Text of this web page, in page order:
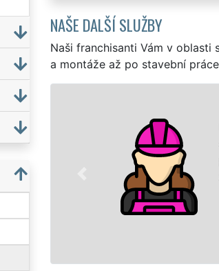
NAŠE DALŠÍ SLUŽBY
Naši franchisanti Vám v oblasti
a montáže až po stavební
LIBICE NAD CIDLINOU
zajišťuje v Libici nad Cidlinou ty
a to od těch nejmenších drobností
komplexní rekonstrukci domu a bytu se
práce
manžel v Libici nad Cidlinou